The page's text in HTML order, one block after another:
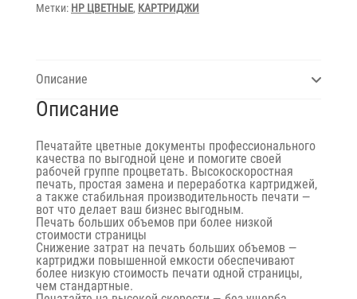
Метки: HP ЦВЕТНЫЕ, КАРТРИДЖИ
Описание
Описание
Печатайте цветные документы профессионального
качества по выгодной цене и помогите своей
рабочей группе процветать. Высокоскоростная
печать, простая замена и переработка картриджей,
а также стабильная производительность печати —
вот что делает ваш бизнес выгодным.
Печать больших объемов при более низкой
стоимости страницы
Снижение затрат на печать больших объемов —
картриджи повышенной емкости обеспечивают
более низкую стоимость печати одной страницы,
чем стандартные.